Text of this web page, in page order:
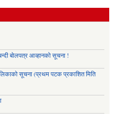
बोलपत्र आव्हानको सूचना !
सूचना (प्रथम पटक प्रकाशित मिति